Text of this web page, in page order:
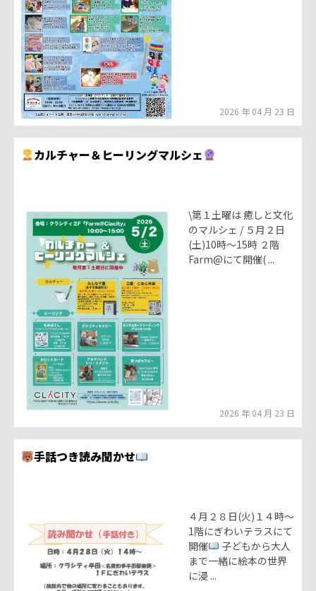
2026 年 04 月 23 日
カルチャー＆ヒーリングマルシェ
\第１土曜は 癒しと文化
のマルシェ / ５月２日
(土)10時～15時 ２階
Farm@にて開催( ...
2026 年 04 月 23 日
手話つき読み聞かせ
４月２８日(火)１４時～
1階にぎわいテラスにて
開催
子どもから大人
まで一緒に絵本の世界
に浸 ...